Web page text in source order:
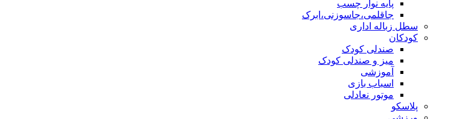
پایه نوار چسب
جاقلمی،جاسوزنی،ابرک
سطل زباله اداری
کودکان
صندلی کودک
میز و صندلی کودک
آموزشی
اسباب بازی
موتور نعادلی
پلاسکو